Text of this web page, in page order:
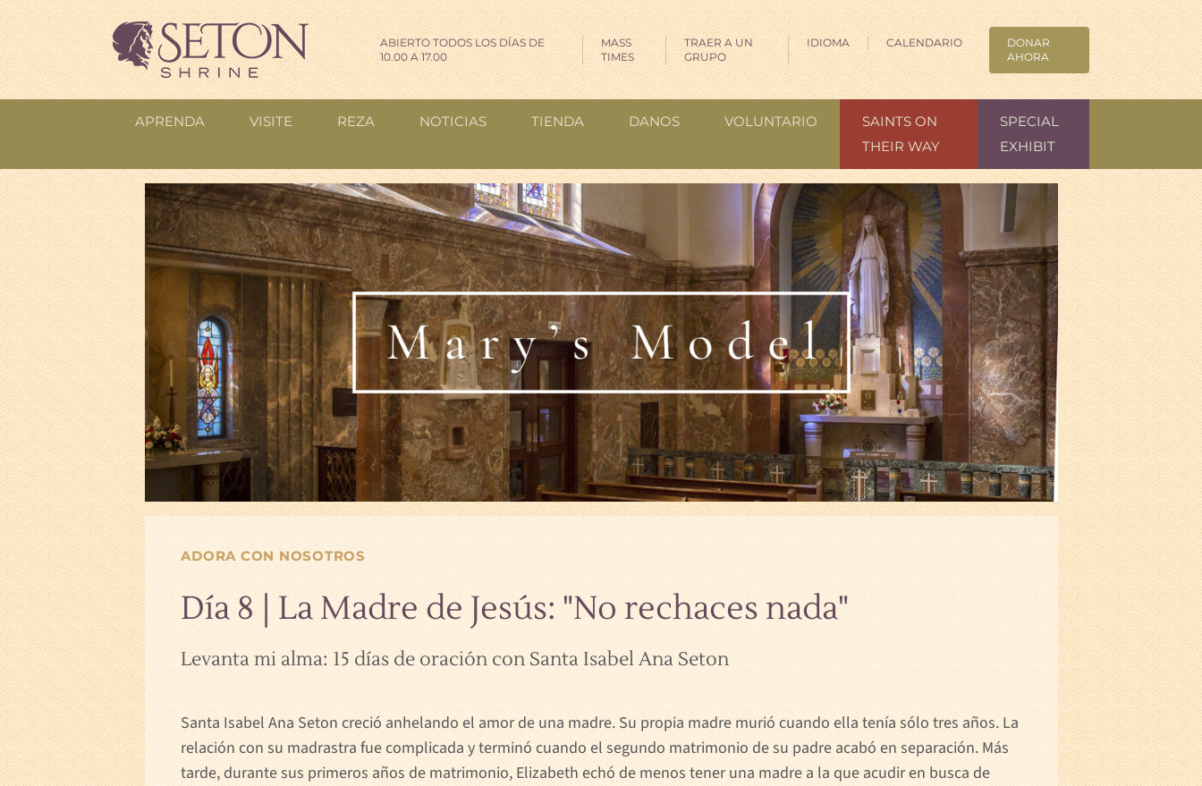
ABIERTO TODOS LOS DÍAS DE
10.00 A 17.00
MASS
TIMES
TRAER A UN
GRUPO
IDIOMA CALENDARIO
DONAR
AHORA
APRENDA VISITE REZA NOTICIAS TIENDA DANOS VOLUNTARIO
SAINTS ON
THEIR WAY
SPECIAL
EXHIBIT
ADORA CON NOSOTROS
Día 8 | La Madre de Jesús: "No rechaces nada"
Levanta mi alma: 15 días de oración con Santa Isabel Ana Seton
Santa Isabel Ana Seton creció anhelando el amor de una madre. Su propia madre murió cuando ella tenía sólo tres años. La
relación con su madrastra fue complicada y terminó cuando el segundo matrimonio de su padre acabó en separación. Más
tarde, durante sus primeros años de matrimonio, Elizabeth echó de menos tener una madre a la que acudir en busca de